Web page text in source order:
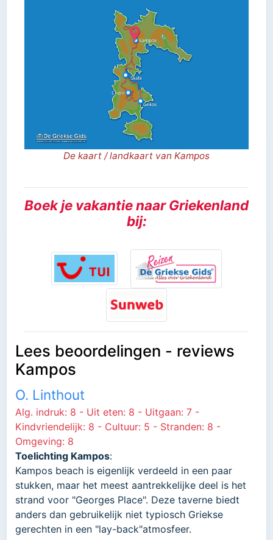
De kaart / landkaart van Kampos
Boek je vakantie naar Griekenland
bij:
Lees beoordelingen - reviews
Kampos
O. Linthout
Alg. indruk: 8 - Uit eten: 8 - Uitgaan: 7 -
Kindvriendelijk: 8 - Cultuur: 5 - Stranden: 8 -
Omgeving: 8
Toelichting Kampos:
Kampos beach is eigenlijk verdeeld in een paar
stukken, maar het meest aantrekkelijke deel is het
strand voor "Georges Place". Deze taverne biedt
anders dan gebruikelijk niet typiosch Griekse
gerechten in een "lay-back"atmosfeer.